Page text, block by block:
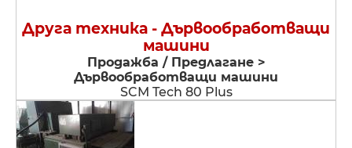
Друга техника - Дървообработващи
машини
Продажба / Предлагане >
Дървообработващи машини
SCM Tech 80 Plus